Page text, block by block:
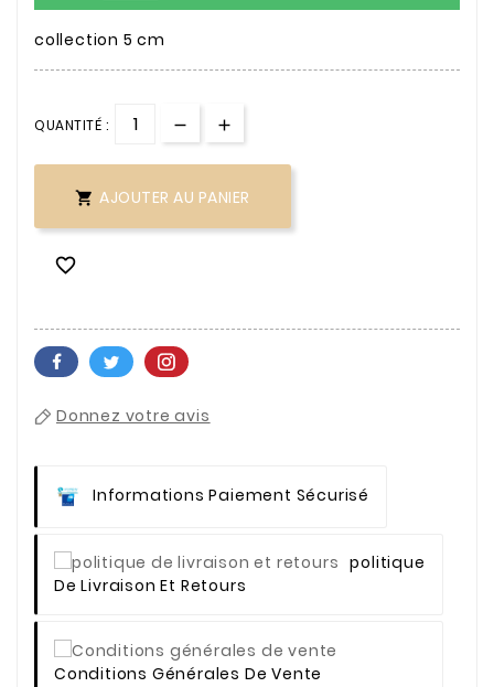
collection 5 cm
QUANTITÉ :
 AJOUTER AU PANIER

Donnez votre avis
Informations Paiement Sécurisé
Politique
De Livraison Et Retours
Conditions Générales De Vente